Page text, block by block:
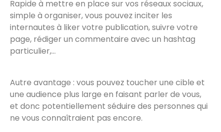
Rapide à mettre en place sur vos réseaux sociaux,
simple à organiser, vous pouvez inciter les
internautes à liker votre publication, suivre votre
page, rédiger un commentaire avec un hashtag
particulier,…
Autre avantage : vous pouvez toucher une cible et
une audience plus large en faisant parler de vous,
et donc potentiellement séduire des personnes qui
ne vous connaîtraient pas encore.